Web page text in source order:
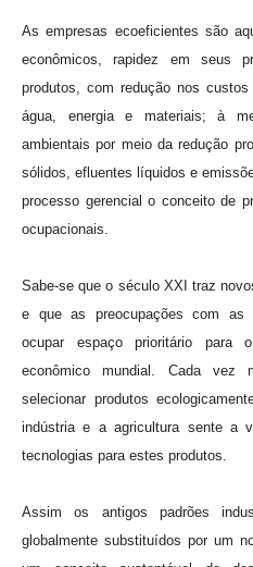
As empresas ecoeficientes são
econômicos, rapidez em seus
produtos, com redução nos
água, energia e materiais; à
ambientais por meio da redução
sólidos, efluentes líquidos e
processo gerencial o conceito de
ocupacionais.
Sabe-se que o século XXI traz
e que as preocupações com as
ocupar espaço prioritário para
econômico mundial. Cada vez
selecionar produtos
indústria e a agricultura sente a
tecnologias para estes produtos.
Assim os antigos padrões
globalmente substituídos por um